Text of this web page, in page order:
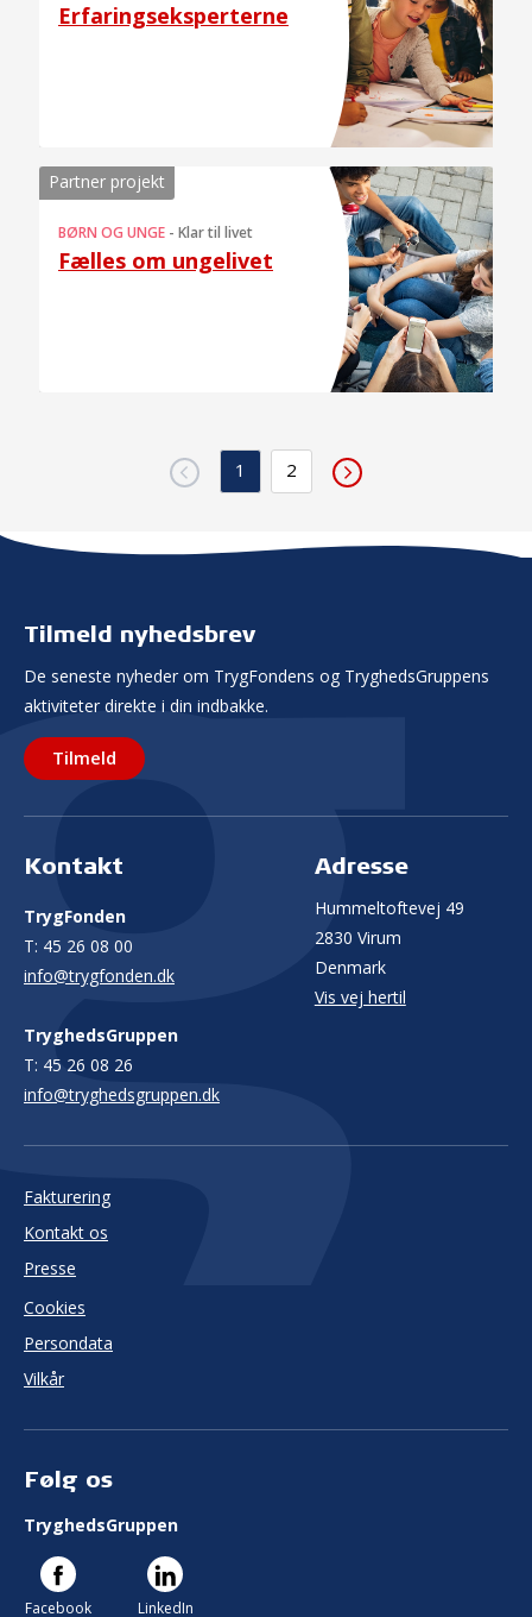
Erfaringseksperterne
Partner projekt
BØRN OG UNGE - Klar til livet
Fælles om ungelivet
1 2
Tilmeld nyhedsbrev
De seneste nyheder om TrygFondens og TryghedsGruppens
aktiviteter direkte i din indbakke.
Tilmeld
Kontakt
TrygFonden
T: 45 26 08 00
info@trygfonden.dk
TryghedsGruppen
T: 45 26 08 26
info@tryghedsgruppen.dk
Adresse
Hummeltoftevej 49
2830 Virum
Denmark
Vis vej hertil
Fakturering
Kontakt os
Presse
Cookies
Persondata
Vilkår
Følg os
TryghedsGruppen
Facebook LinkedIn